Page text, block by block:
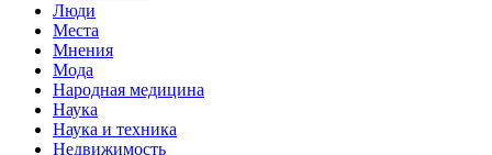
Люди
Места
Мнения
Мода
Народная медицина
Наука
Наука и техника
Недвижимость